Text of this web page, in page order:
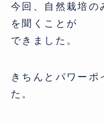
今回、自然栽培の
を聞くことが
できました。
きちんとパワーポ
た。